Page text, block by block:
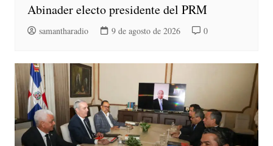
Abinader electo presidente del PRM
samantharadio 9 de agosto de 2026 0